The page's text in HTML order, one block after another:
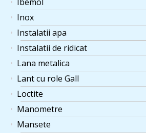
Inox
Instalatii apa
Instalatii de ridicat
Lana metalica
Lant cu role Gall
Loctite
Manometre
Mansete